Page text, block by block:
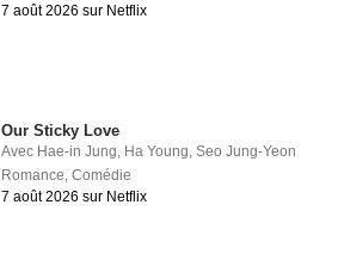
7 août 2026 sur Netflix
Our Sticky Love
Avec Hae-in Jung, Ha Young,Seo Jung-Yeon
Romance,Comédie
7 août 2026 sur Netflix